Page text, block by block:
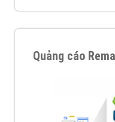
Quảng cáo